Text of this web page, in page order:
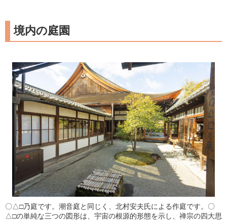
境内の庭園
〇△□乃庭です。潮音庭と同じく、北村安夫氏による作庭です。〇
△□の単純な三つの図形は、宇宙の根源的形態を示し、禅宗の四大思